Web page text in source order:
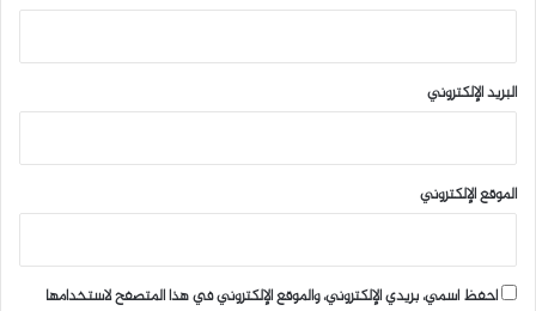
البريد الإلكتروني
الموقع الإلكتروني
احفظ اسمي، بريدي الإلكتروني، والموقع الإلكتروني في هذا المتصفح لاستخدامها